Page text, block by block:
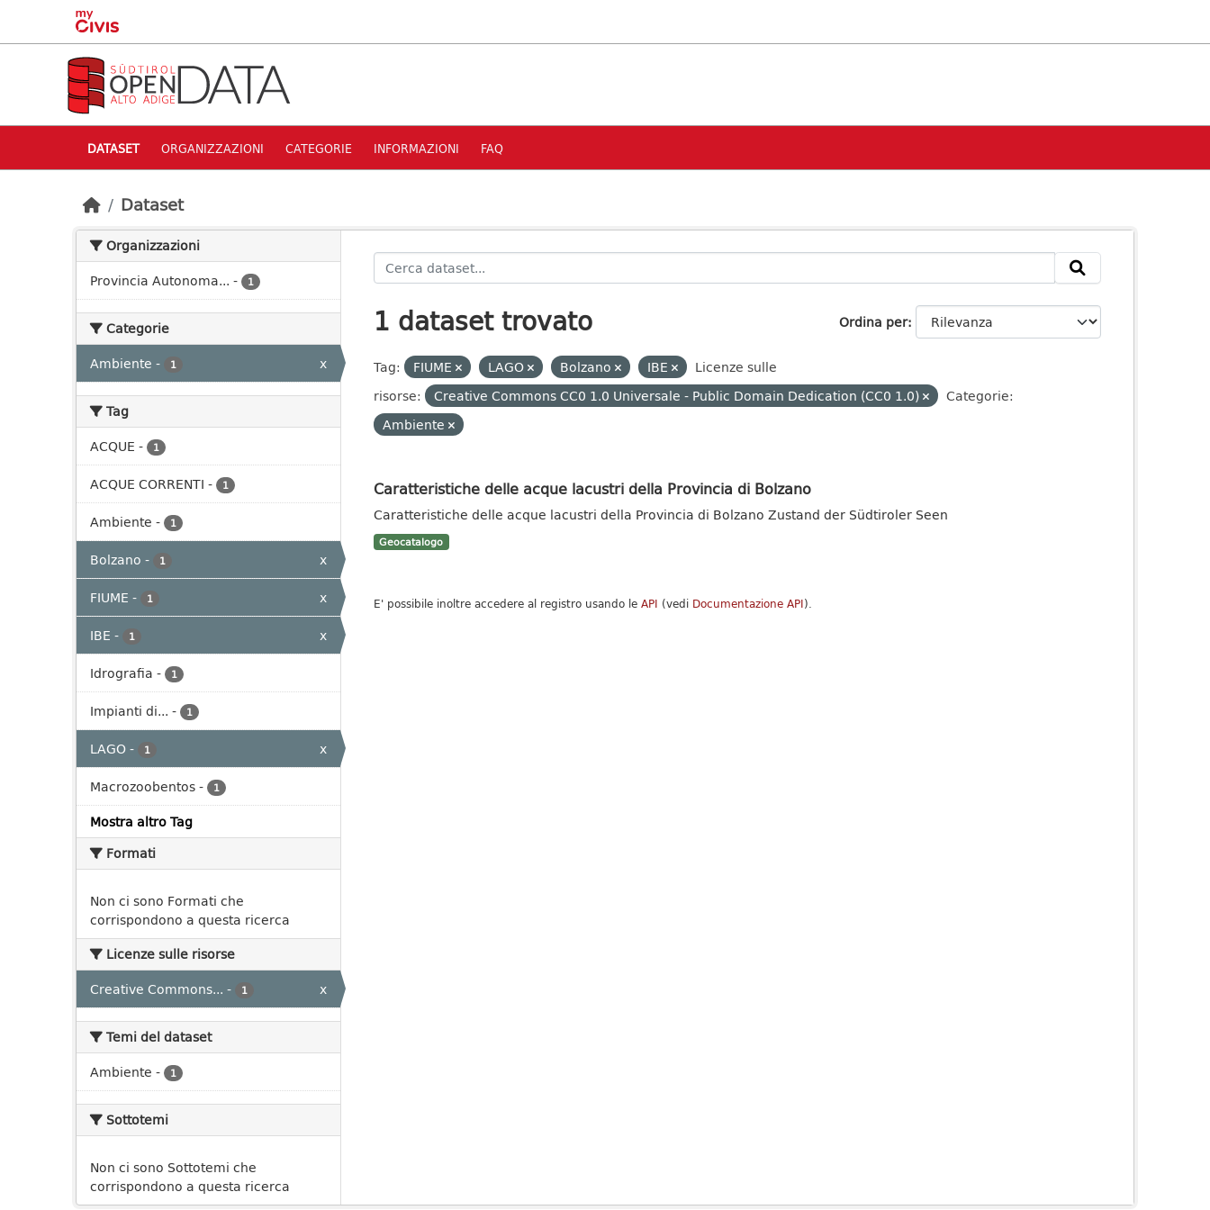
Skip to main content
DATASET ORGANIZZAZIONI CATEGORIE INFORMAZIONI FAQ
Dataset
Organizzazioni
Provincia Autonoma... - 1
Categorie
Ambiente - 1 x
Tag
ACQUE - 1
ACQUE CORRENTI - 1
Ambiente - 1
Bolzano - 1
x
FIUME - 1
x
IBE - 1
x
Idrografia - 1
Impianti di... - 1
LAGO- 1
x
Macrozoobentos- 1
Mostra altro Tag
Formati
Non ci sono Formati che
corrispondono a questa ricerca
Licenze sulle risorse
Creative Commons... - 1 x
Temi del dataset
Ambiente - 1
Sottotemi
Non ci sono Sottotemi che
corrispondono a questa ricerca
Ordina per
1 dataset trovato
Tag: FIUME LAGO Bolzano IBE
Licenze sulle
risorse:
Creative Commons CC0 1.0 Universale - Public Domain Dedication (CC0 1.0)
Categorie:
Ambiente
Caratteristiche delle acque lacustri della Provincia di Bolzano
Caratteristiche delle acque lacustri della Provincia di Bolzano Zustand der Südtiroler Seen
Geocatalogo
E' possibile inoltre accedere al registro usando le API (vedi Documentazione API).